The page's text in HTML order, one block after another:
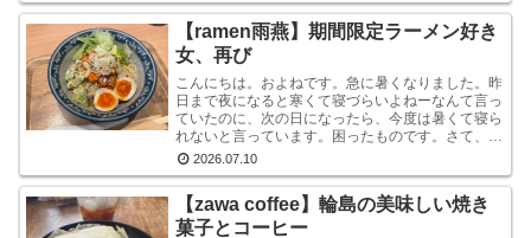
【ramen雨燕】期間限定ラーメン好き
女、再び
こんにちは。およねです。急に暑くなりました。昨
日まで夜になると寒くて寝づらいよねーなんて言っ
ていたのに、次の日になったら、今度は暑くて寝ら
れないと言っています。困ったものです。さて、先
日金沢へ行ったとき、ひさしぶりにひとりラーメン
2026.07.10
【zawa coffee】輪島の美味しい焼き
菓子とコーヒー